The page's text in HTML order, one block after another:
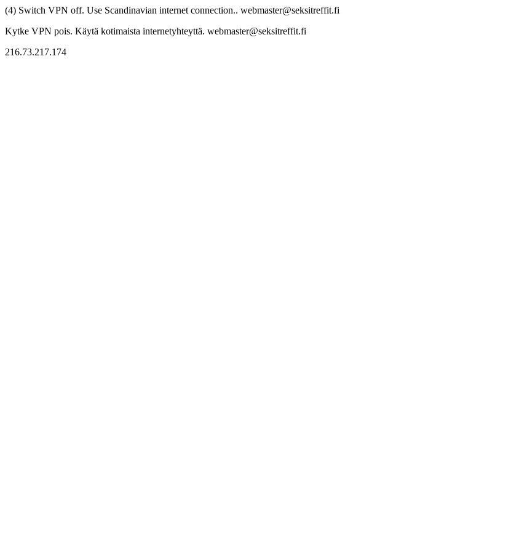
(4) Switch VPN off. Use Scandinavian internet connection.. webmaster@seksitreffit.fi
Kytke VPN pois. Käytä kotimaista internetyhteyttä. webmaster@seksitreffit.fi
216.73.217.174